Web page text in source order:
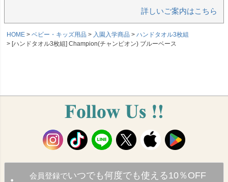
詳しいご案内はこちら
HOME ベビー・キッズ用品 入園入学商品
ハンドタオル3枚組
[ハンドタオル3枚組] Champion(チャンピオン) ブルーベース
会員登録でいつでも何度でも使える10％OFF